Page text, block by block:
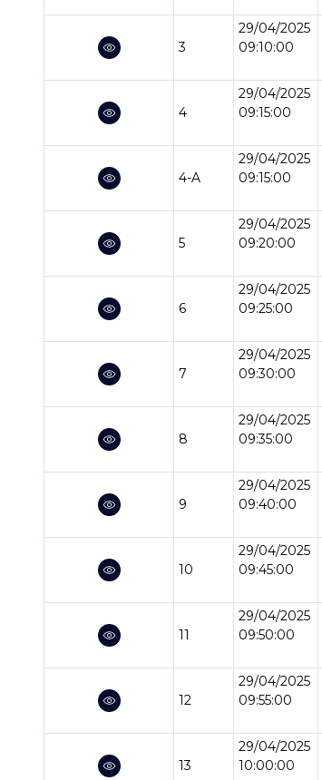
3
29/04/2025
09:10:00
4
29/04/2025
09:15:00
4-A
29/04/2025
09:15:00
5
29/04/2025
09:20:00
6
29/04/2025
09:25:00
7
29/04/2025
09:30:00
8
29/04/2025
09:35:00
9
29/04/2025
09:40:00
10
29/04/2025
09:45:00
11
29/04/2025
09:50:00
12
29/04/2025
09:55:00
13
29/04/2025
10:00:00